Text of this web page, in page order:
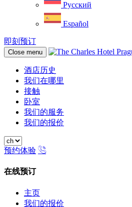
Русский
Español
即刻预订
Close menu
酒店历史
我们在哪里
接触
卧室
我们的服务
我们的报价
预约体验
在线预订
主页
我们的报价